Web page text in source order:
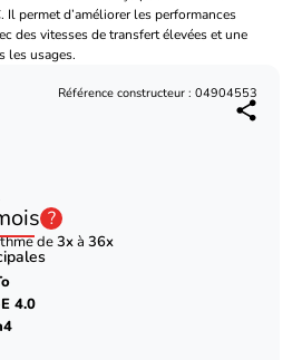
permet d’améliorer les performances
des vitesses de transfert élevées et une
les usages.
Référence constructeur : 04904553
?
de3xà 36x
4.0